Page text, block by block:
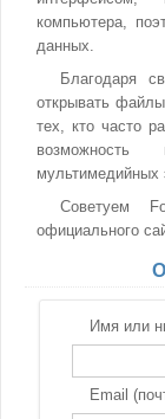
компьютера,
данных.
Благодаря
открывать
тех, кто часто
возможность
мультимедийных
Советуем
официального
Имя или
Email